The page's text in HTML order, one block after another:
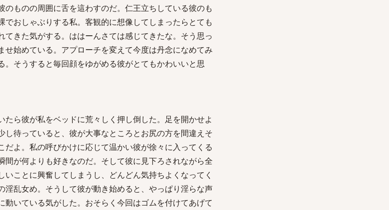
のものの周囲に舌を這わすのだ。仁王立ちしている彼のも
おしゃぶりする私。客観的に想像してしまったらとても
きた気がする。ははーんさては感じてきたな。そう思っ
始めている。アプローチを変えて今度は丹念になめてみ
そうすると毎回顔をゆがめる彼がとてもかわいいと思
ら彼が私をベッドに荒々しく押し倒した。足を開かせよ
し待っていると、彼が大事なところとお尻の方を間違えそ
だよ。私の呼びかけに応じて温かい彼が徐々に入ってくる
が何よりも好きなのだ。そして彼に見下ろされながら全
ことに興奮してしまうし、どんどん気持ちよくなってく
淫乱女め。そうして彼が動き始めると、やっぱり淫らな声
いている気がした。おそらく今回はゴムを付けてあげて